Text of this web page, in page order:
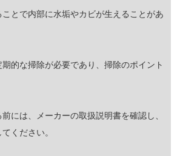
とで内部に水垢やカビが生えることがあ
的な掃除が必要であり、掃除のポイント
には、メーカーの取扱説明書を確認し、
ください。